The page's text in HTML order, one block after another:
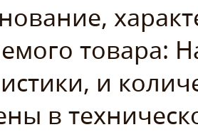
товара:
и
в